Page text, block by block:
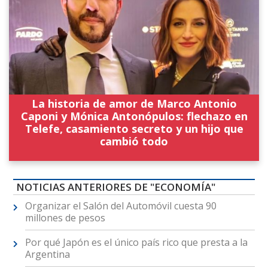
La historia de amor de Marco Antonio
Caponi y Mónica Antonópulos: flechazo en
Telefe, casamiento secreto y un hijo que
cambió todo
NOTICIAS ANTERIORES DE "ECONOMÍA"
Organizar el Salón del Automóvil cuesta 90
millones de pesos
Por qué Japón es el único país rico que presta a la
Argentina